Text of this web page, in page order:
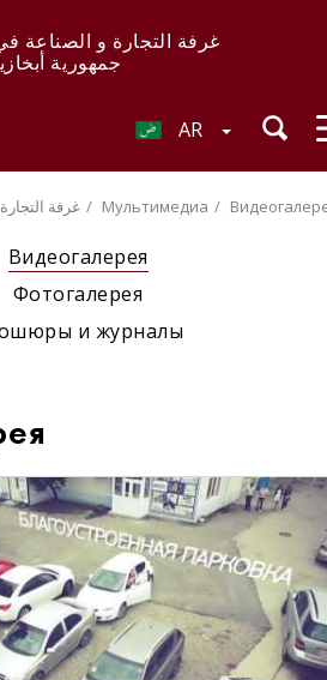
غرفة التجارة و الصناعة
جمهورية
AR
غرفة Мультимедиа
Видеогалерея
Фотогалерея
и журналы